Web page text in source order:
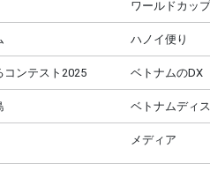
ワールドカッ
ハノイ便り
コンテスト2025 ベトナムのDX
ベトナムディ
メディア